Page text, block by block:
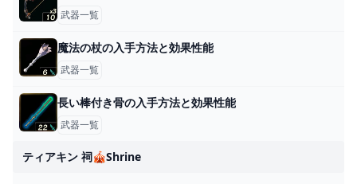
武器一覧
魔法の杖の入手方法と効果性能
武器一覧
長い棒付き骨の入手方法と効果性能
武器一覧
ティアキン 祠🎪shrine